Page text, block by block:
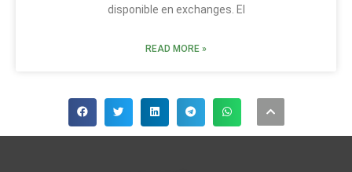
disponible en exchanges. El
READ MORE »